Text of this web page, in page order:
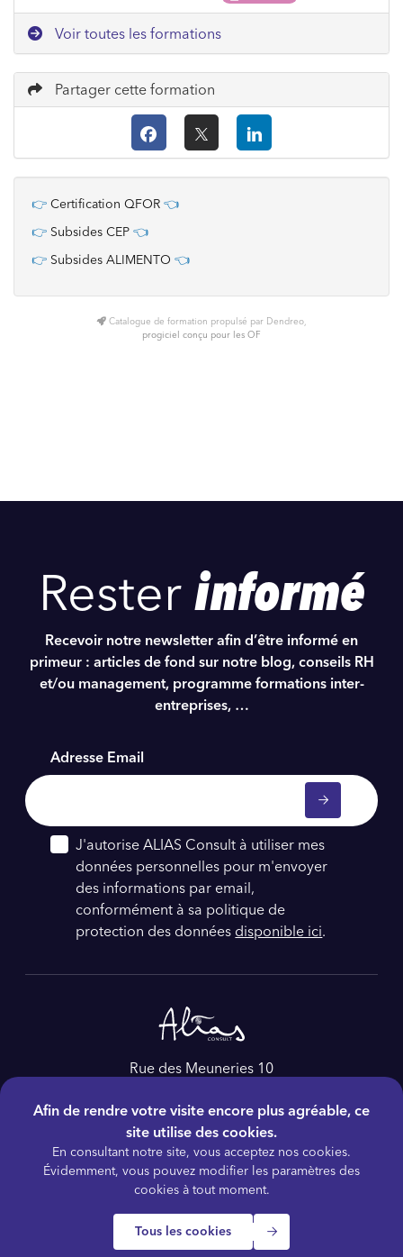
Voir toutes les formations
Partager cette formation
👉 Certification QFOR 👈
👉 Subsides CEP 👈
👉 Subsides ALIMENTO 👈
Catalogue de formation propulsé par Dendreo,
progiciel conçu pour les OF
Rester informé
Recevoir notre newsletter afin d’être informé en
primeur : articles de fond sur notre blog, conseils RH
et/ou management, programme formations inter-
entreprises, …
Adresse Email
J'autorise ALIAS Consult à utiliser mes
données personnelles pour m'envoyer
des informations par email,
conformément à sa politique de
protection des données disponible ici.
Rue des Meuneries 10
Belgique
Tél :+32 4 228 86 60
E-mail : as@aliasconsult.be
© 2026 ALIAS Consult
Afin de rendre votre visite encore plus agréable, ce
site utilise des cookies.
En consultant notre site, vous acceptez nos cookies.
Évidemment, vous pouvez modifier les paramètres des
cookies à tout moment.
Tous les cookies